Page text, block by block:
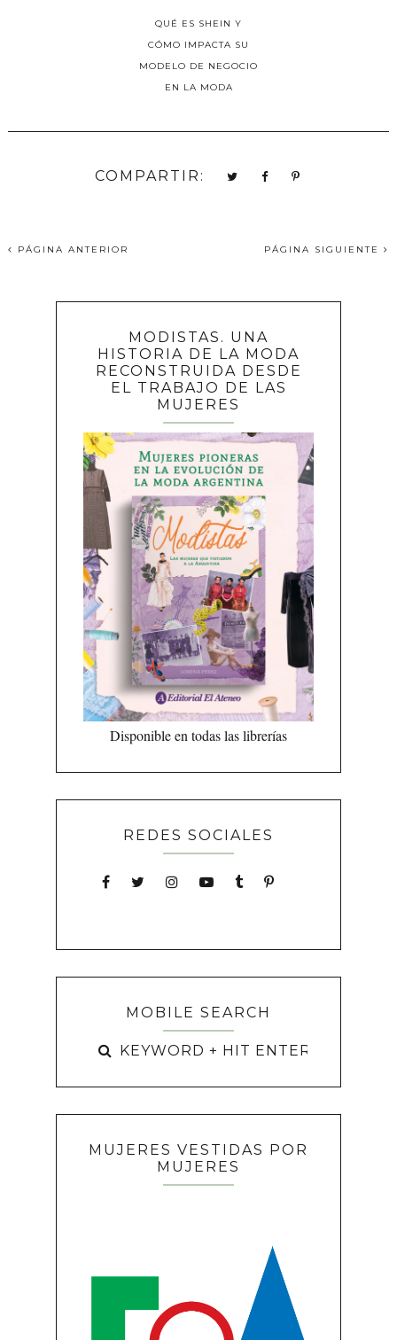
QUÉ ES SHEIN Y
CÓMO IMPACTA SU
MODELO DE NEGOCIO
EN LA MODA
COMPARTIR:
PÁGINA ANTERIOR PÁGINA SIGUIENTE
MODISTAS. UNA
HISTORIA DE LA MODA
RECONSTRUIDA DESDE
EL TRABAJO DE LAS
MUJERES
Disponible en todas las librerías
REDES SOCIALES
MOBILE SEARCH
MUJERES VESTIDAS POR
MUJERES